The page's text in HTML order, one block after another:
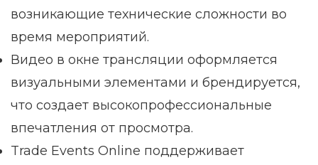
возникающие технические сложности во
время мероприятий.
Видео в окне трансляции оформляется
визуальными элементами и брендируется,
что создает высокопрофессиональные
впечатления от просмотра.
Trade Events Online поддерживает